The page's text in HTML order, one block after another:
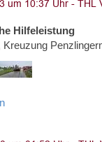
Hilfeleistung
Kreuzung